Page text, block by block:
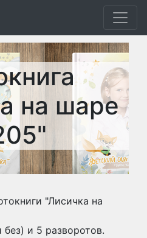
на шаре
"Лисичка на
и 5 разворотов.